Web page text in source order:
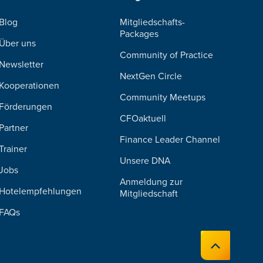
Blog
Über uns
Newsletter
Kooperationen
Förderungen
Partner
Hotelempfehlungen
FAQs
Mitgliedschafts-
Packages
Community of Practice
NextGen Circle
Community Meetups
CFOaktuell
Finance Leader Channel
Unsere DNA
Anmeldung zur
Mitgliedschaft